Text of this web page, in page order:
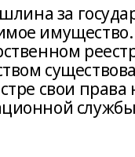
за
имущество.
свои